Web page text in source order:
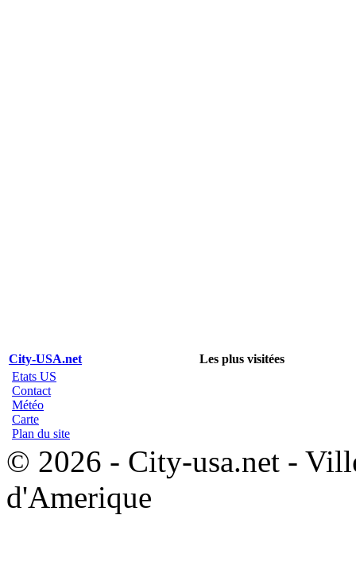
City-USA.net
Les plus visitées
Etats US
Contact
Météo
Carte
Plan du site
© 2026 - City-usa.net -
d'Amerique